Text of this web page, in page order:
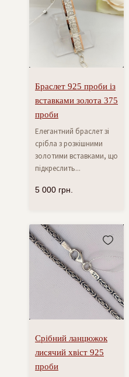
Браслет 925 проби із
вставками золота 375
проби
Елегантний браслет зі
срібла з розкішними
золотими вставками, що
підкреслить...
5 000 грн.
Срібний ланцюжок
лисячий хвіст 925
проби